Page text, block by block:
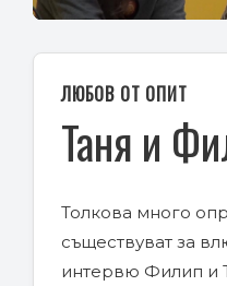
ЛЮБОВ ОТ ОПИТ
Таня и
Толкова много
съществуват за
интервю Филип и